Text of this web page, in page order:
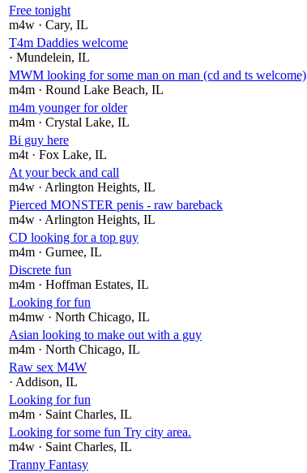
Free tonight
m4w · Cary, IL
T4m Daddies welcome
· Mundelein, IL
MWM looking for some man on man (cd and ts welcome)
m4m · Round Lake Beach, IL
m4m younger for older
m4m · Crystal Lake, IL
Bi guy here
m4t · Fox Lake, IL
At your beck and call
m4w · Arlington Heights, IL
Pierced MONSTER penis - raw bareback
m4w · Arlington Heights, IL
CD looking for a top guy
m4m · Gurnee, IL
Discrete fun
m4m · Hoffman Estates, IL
Looking for fun
m4mw · North Chicago, IL
Asian looking to make out with a guy
m4m · North Chicago, IL
Raw sex M4W
· Addison, IL
Looking for fun
m4m · Saint Charles, IL
Looking for some fun Try city area.
m4w · Saint Charles, IL
Tranny Fantasy